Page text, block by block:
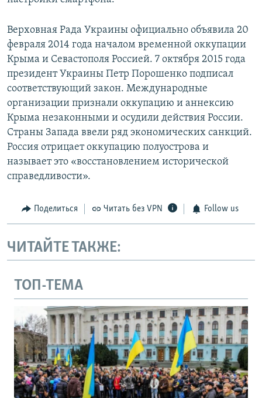
Верховная Рада Украины официально объявила 20
февраля 2014 года началом временной оккупации
Крыма и Севастополя Россией. 7 октября 2015 года
президент Украины Петр Порошенко подписал
соответствующий закон. Международные
организации признали оккупацию и аннексию
Крыма незаконными и осудили действия России.
Страны Запада ввели ряд экономических санкций.
Россия отрицает оккупацию полуострова и
называет это «восстановлением исторической
справедливости».
Поделиться Читать без VPN Follow us
ЧИТАЙТЕ ТАКЖЕ:
ТОП-ТЕМА